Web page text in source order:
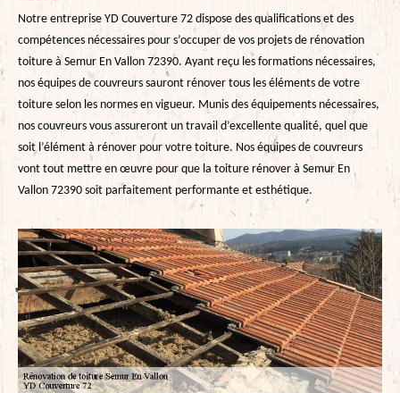
Notre entreprise YD Couverture 72 dispose des qualifications et des
compétences nécessaires pour s’occuper de vos projets de rénovation
toiture à Semur En Vallon 72390. Ayant reçu les formations nécessaires,
nos équipes de couvreurs sauront rénover tous les éléments de votre
toiture selon les normes en vigueur. Munis des équipements nécessaires,
nos couvreurs vous assureront un travail d’excellente qualité, quel que
soit l’élément à rénover pour votre toiture. Nos équipes de couvreurs
vont tout mettre en œuvre pour que la toiture rénover à Semur En
Vallon 72390 soit parfaitement performante et esthétique.